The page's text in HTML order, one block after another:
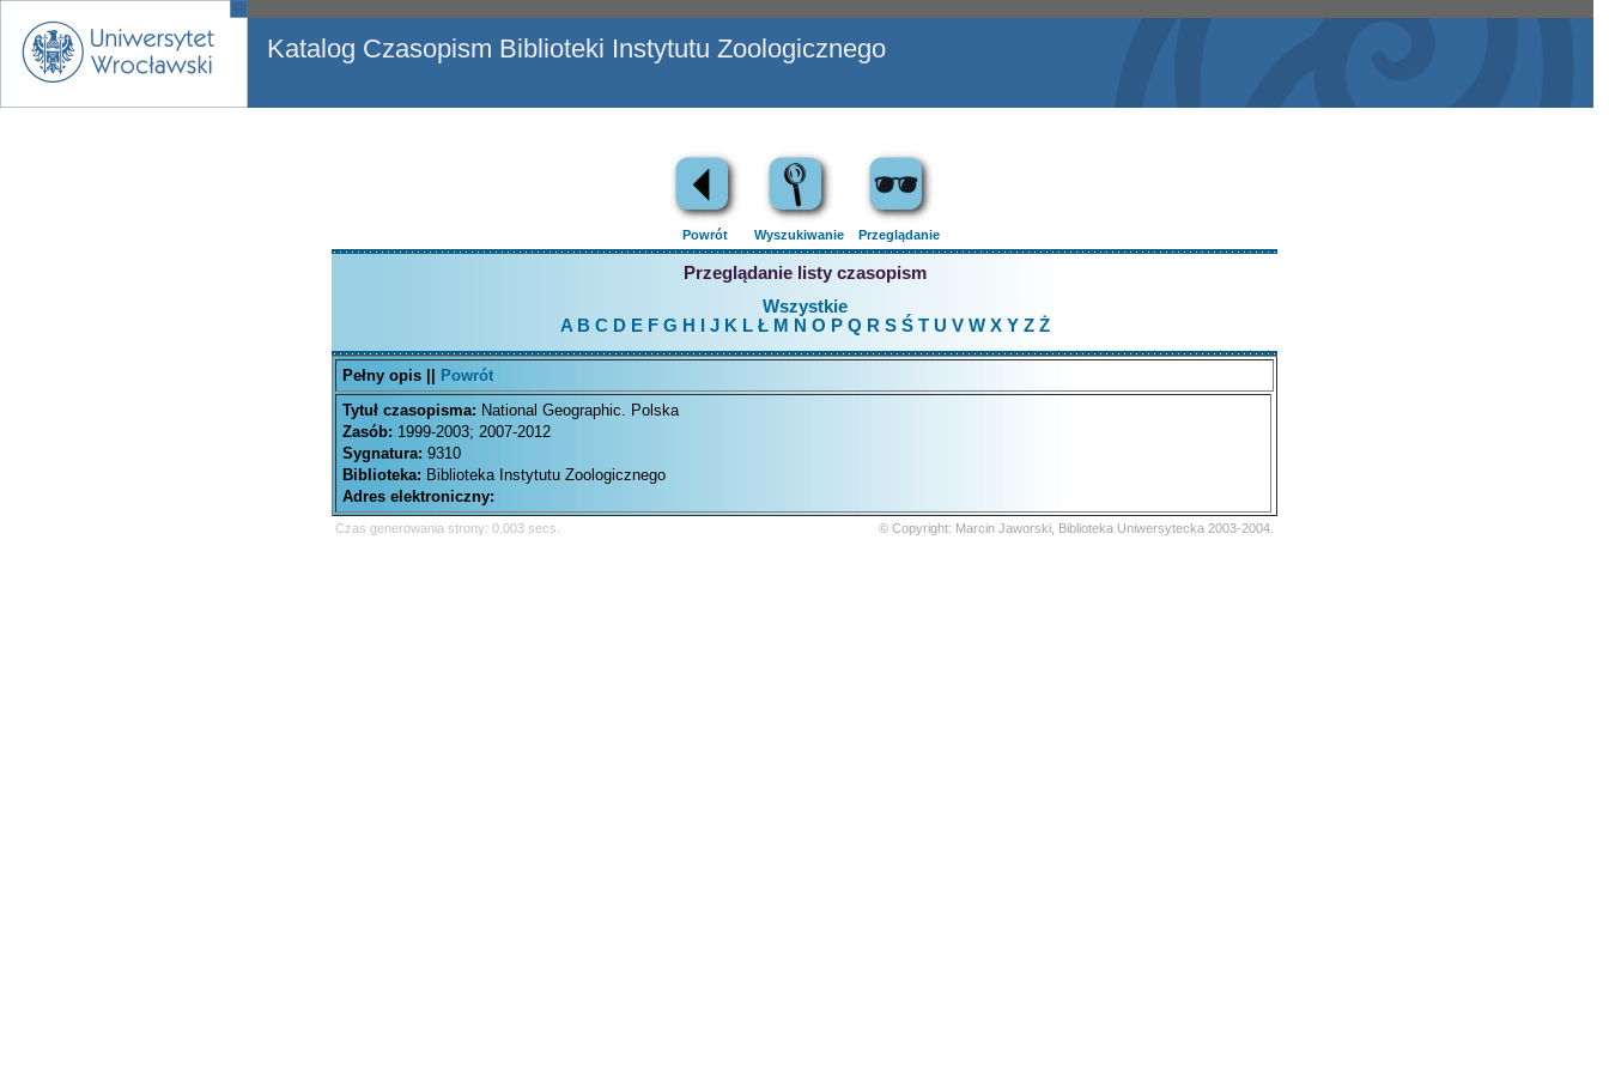
Katalog Czasopism Biblioteki Instytutu Zoologicznego
Powrót Wyszukiwanie Przeglądanie
Przeglądanie listy czasopism
Wszystkie
A B C D EFG H J K L Ł M N O P Q R S Ś T U V W X Y Z Ż
Pełny opis ||
Powrót
Tytuł czasopisma: National Geographic. Polska
Zasób: 1999-2003; 2007-2012
Sygnatura: 9310
Biblioteka: Biblioteka Instytutu Zoologicznego
Adres elektroniczny:
Czas generowania strony: 0.003 secs. © Copyright: Marcin Jaworski, Biblioteka Uniwersytecka 2003-2004.